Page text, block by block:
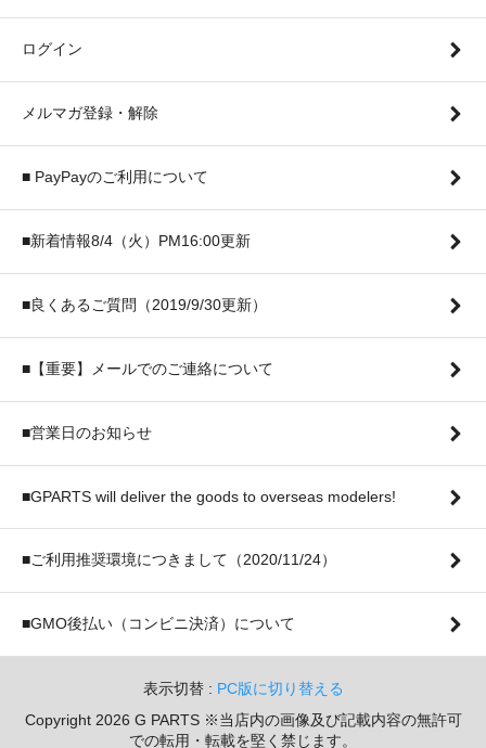
ログイン
メルマガ登録・解除
■ PayPayのご利用について
■新着情報8/4（火）PM16:00更新
■良くあるご質問（2019/9/30更新）
■【重要】メールでのご連絡について
■営業日のお知らせ
■GPARTS will deliver the goods to overseas modelers!
■ご利用推奨環境につきまして（2020/11/24）
■GMO後払い（コンビニ決済）について
表示切替 : PC版に切り替える
Copyright 2026 G PARTS ※当店内の画像及び記載内容の無許可
での転用・転載を堅く禁じます。